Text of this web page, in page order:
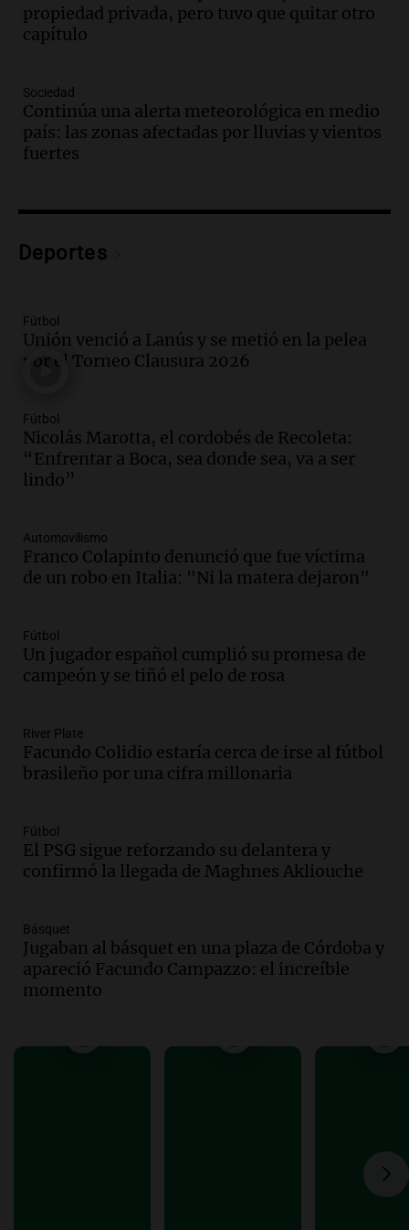
Noticias
Episodios
mientras el gobierno lucha por avanzar
en el Senado
Noticias
que se avecina"
Episodios
intensos debates y protestas en
Argentina
Noticias
ciudad
Noticias
Episodios
celebración de San Cayetano en Rosario
Noticias Rosario
Episodios
estatal: la SENAF asegura que se enteró
por los medios
Radioinforme 3
nueva tarifa del 2,3% activa desde el 9
de julio de 2026
Panorama Federal
Audio.
casi 1.500 llamados por fuertes vientos
de hasta 90 km/h
Audio. La gestión de envases
fitosanitarios y su impacto en la
sustentabilidad agrícola en Argentina
Panorama Federal
Audio.La siembra de trigo y cebada
la eliminación de beneficios económicos
propiedad privada, pero tuvo que quitar otro
capítulo
Sociedad
Continúa una alerta meteorológica en medio
país: las zonas afectadas por lluvias y vientos
fuertes
Deportes
Fútbol
Unión venció a Lanús y se metió en la pelea
por el Torneo Clausura 2026
Fútbol
Nicolás Marotta, el cordobés de Recoleta:
“Enfrentar a Boca, sea donde sea, va a ser
lindo”
Automovilismo
Franco Colapinto denunció que fue víctima
de un robo en Italia: "Ni la matera dejaron"
Fútbol
Un jugador español cumplió su promesa de
campeón y se tiñó el pelo de rosa
River Plate
Facundo Colidio estaría cerca de irse al fútbol
brasileño por una cifra millonaria
Fútbol
El PSG sigue reforzando su delantera y
confirmó la llegada de Maghnes Akliouche
Básquet
Jugaban al básquet en una plaza de Córdoba y
apareció Facundo Campazzo: el increíble
momento